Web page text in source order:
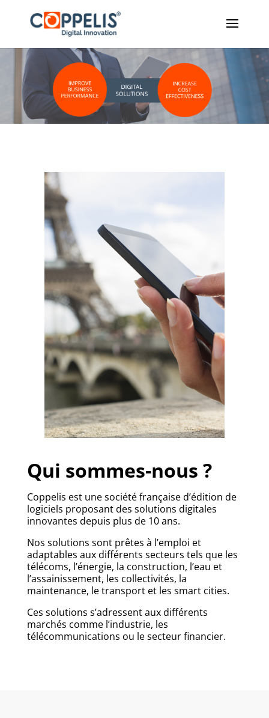
Qui sommes-nous ?
Coppelis est une société française d’édition de
logiciels proposant des solutions digitales
innovantes depuis plus de 10 ans.
Nos solutions sont prêtes à l’emploi et
adaptables aux différents secteurs tels que les
télécoms, l’énergie, la construction, l’eau et
l’assainissement, les collectivités, la
maintenance, le transport et les smart cities.
Ces solutions s’adressent aux différents
marchés comme l’industrie, les
télécommunications ou le secteur financier.